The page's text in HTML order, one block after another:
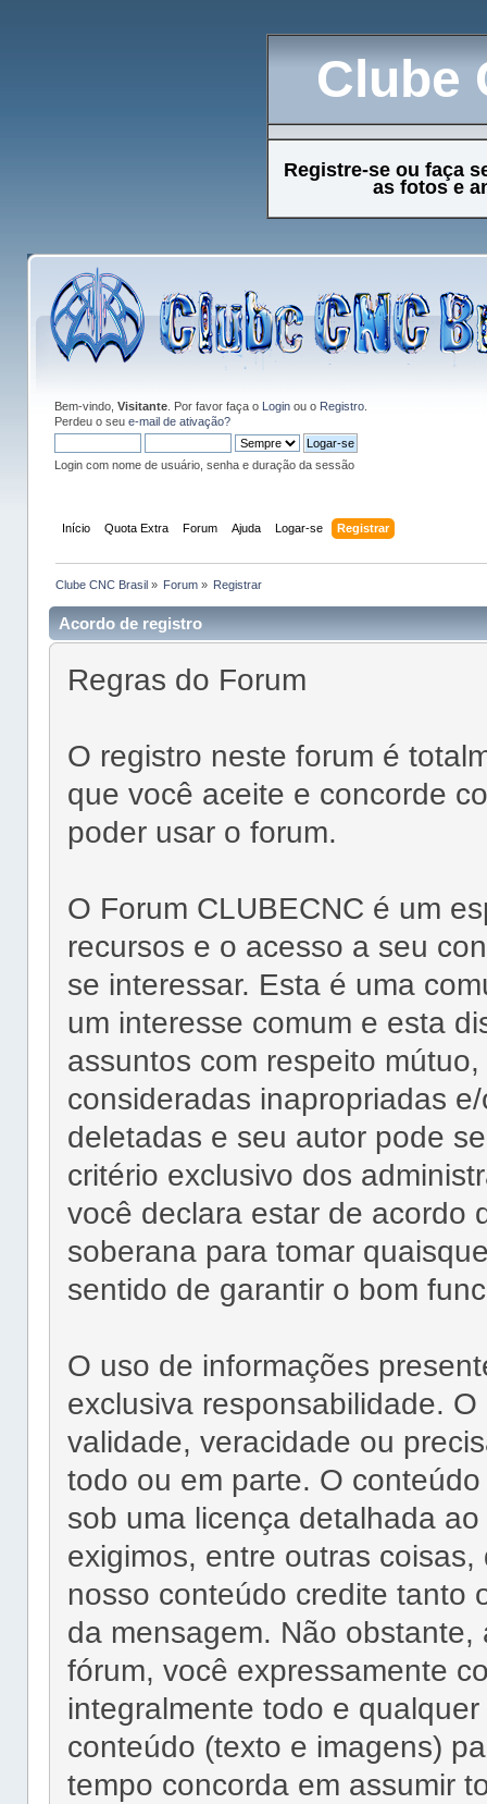
Clube
Registre-se ou faça
as fotos e
Bem-vindo, Visitante. Por favor faça o Loginou o Registro.
Perdeu o seu e-mail de ativação?
Login com nome de usuário, senha e duração da sessão
Início Quota Extra Forum Ajuda Logar-se Registrar
Clube CNC Brasil» Forum » Registrar
Acordo de registro
Regras do Forum
O registro neste forum é
que você aceite e concorde
poder usar o forum.
O Forum CLUBECNC é um
recursos e o acesso a seu
se interessar. Esta é uma
um interesse comum e esta
assuntos com respeito
consideradas inapropriadas
deletadas e seu autor pode
critério exclusivo dos
você declara estar de acordo
soberana para tomar
sentido de garantir o bom
O uso de informações
exclusiva responsabilidade.
validade, veracidade ou
todo ou em parte. O
sob uma licença detalhada
exigimos, entre outras
nosso conteúdo credite tanto
da mensagem. Não
fórum, você expressamente
integralmente todo e
conteúdo (texto e imagens)
tempo concorda em assumir